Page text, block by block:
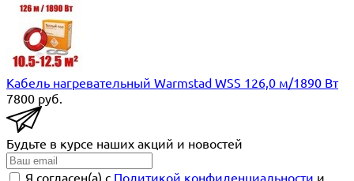
Кабель нагревательный Warmstad WSS 126,0 м/1890 Вт
7800 руб.
Будьте в курсе наших акций и новостей
Я согласен(a) с Политикой конфиденциальности и